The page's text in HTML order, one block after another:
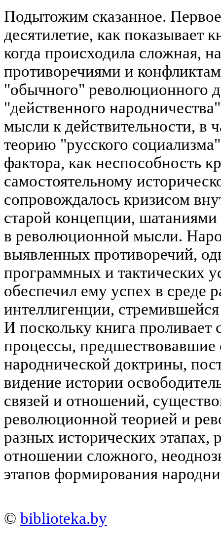
Подытожим сказанное.
десятилетие, как показывает
когда происходила сложная,
противоречиями и
"обычного" революционного
"действенного
мысли к действительности, в
теорию "русского
фактора, как неспособность
самостоятельному
сопровождалось кризисом
старой концепции,
в революционной мысли.
выявленных противоречий,
программных и тактических
обеспечил ему успех в среде
интеллигенции,
И поскольку книга проливает
процессы, предшествовавшие
народнической доктрины,
видение истории
связей и отношений,
революционной теорией и
разных исторических этапах,
отношении сложного,
этапов формирования
© biblioteka.by